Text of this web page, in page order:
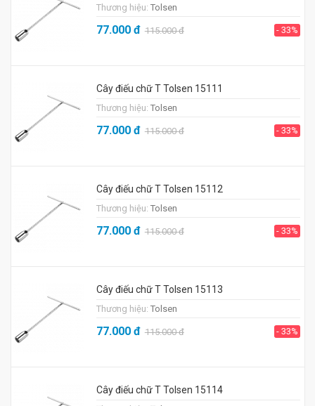
Thương hiệu: Tolsen
77.000đ 115.000đ - 33%
Cây điếu chữ T Tolsen 15111
Thương hiệu: Tolsen
77.000đ 115.000đ - 33%
Cây điếu chữ T Tolsen 15112
Thương hiệu: Tolsen
77.000đ 115.000đ - 33%
Cây điếu chữ T Tolsen 15113
Thương hiệu: Tolsen
77.000đ 115.000đ - 33%
Cây điếu chữ T Tolsen 15114